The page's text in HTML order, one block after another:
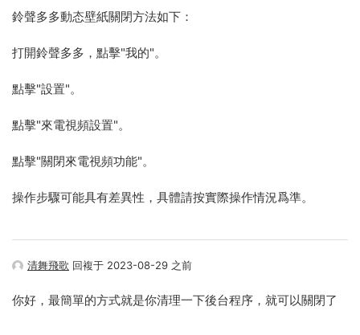
鈴聲多多動态壁紙關閉方法如下：
打開鈴聲多多，點擊"我的"。
點擊"設置"。
點擊"來電視頻設置"。
點擊"關閉來電視頻功能"。
操作步驟可能具有差異性，具體請按實際操作情況爲準。
清舞飛歌 回複于 2023-08-29 之前
你好，最簡單的方式就是你清理一下後台程序，就可以關閉了